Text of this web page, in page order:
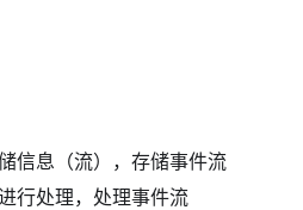
信息（流），存储事件流
行处理，处理事件流